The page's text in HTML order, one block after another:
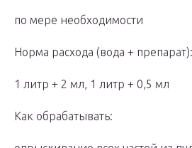
по мере необходимости
Норма расхода (вода + препарат):
1 литр + 2 мл, 1 литр + 0,5 мл
Как обрабатывать: